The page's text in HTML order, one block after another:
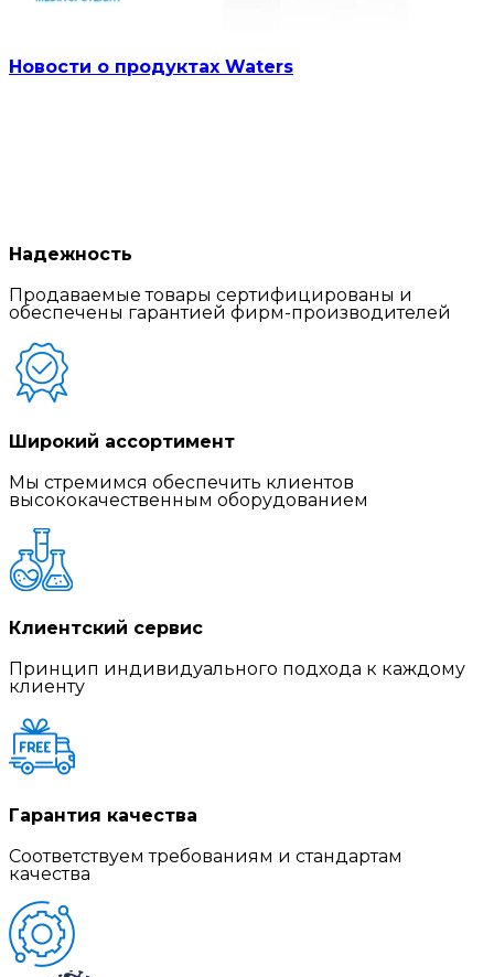
Новости о продуктах Waters
Надежность
Продаваемые товары сертифицированы и
обеспечены гарантией фирм-производителей
Широкий ассортимент
Мы стремимся обеспечить клиентов
высококачественным оборудованием
Клиентский сервис
Принцип индивидуального подхода к каждому
клиенту
Гарантия качества
Соответствуем требованиям и стандартам
качества